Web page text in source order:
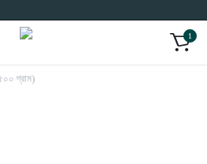
1
গ্রাম)